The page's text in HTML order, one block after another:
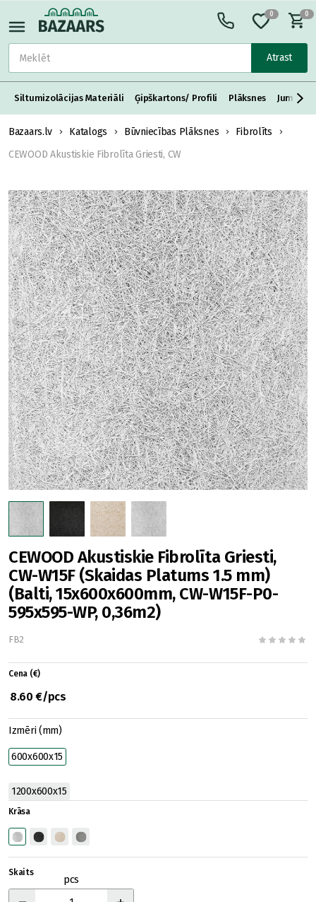
Atrast
0 0
Siltumizolācijas Materiāli Ģipškartons/ Profili Plāksnes Jumta
Bazaars.lv Katalogs Būvniecības Plāksnes
Fibrolīts
CEWOOD Akustiskie Fibrolīta Griesti, CW
CEWOOD Akustiskie Fibrolīta Griesti,
CW-W15F (Skaidas Platums 1.5 mm)
(Balti, 15x600x600mm, CW-W15F-P0-
595x595-WP, 0,36m2)
FB2
Cena (€)
8.60 €/pcs
Izmēri (mm)
600x600x15
1200x600x15
Krāsa
Skaits
pcs